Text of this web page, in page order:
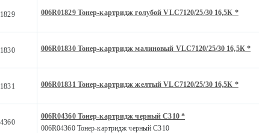
006R01829 Тонер-картридж голубой VLC7120/25/30 16,5К *
006R01830 Тонер-картридж малиновый VLC7120/25/30 16,5К *
006R01831 Тонер-картридж желтый VLC7120/25/30 16,5К *
006R04360 Тонер-картридж черный C310 *
006R04360 Тонер-картридж черный C310